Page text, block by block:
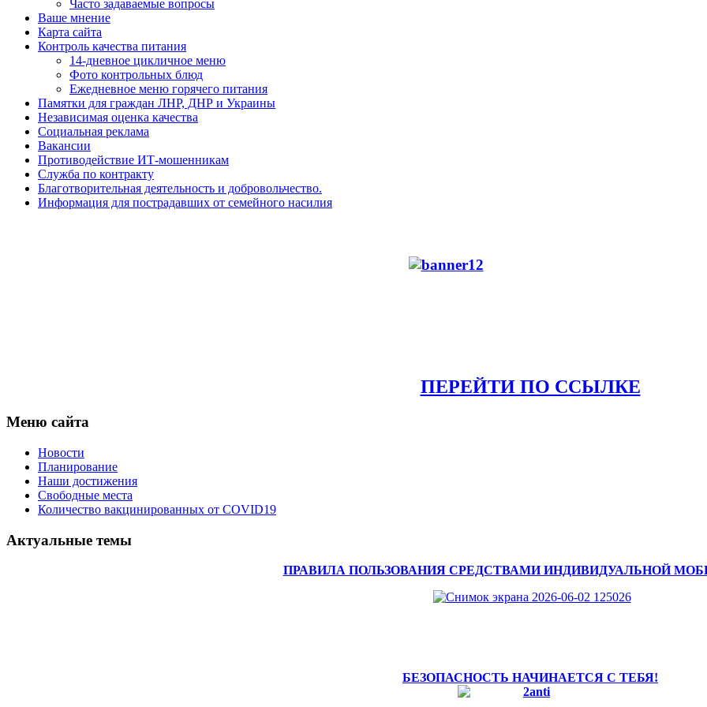
Часто задаваемые вопросы
Ваше мнение
Карта сайта
Контроль качества питания
14-дневное цикличное меню
Фото контрольных блюд
Ежедневное меню горячего питания
Памятки для граждан ЛНР, ДНР и Украины
Независимая оценка качества
Социальная реклама
Вакансии
Противодействие ИТ-мошенникам
Служба по контракту
Благотворительная деятельность и добровольчество.
Информация для пострадавших от семейного насилия
ПЕРЕЙТИ ПО ССЫЛКЕ
Меню сайта
Новости
Планирование
Наши достижения
Свободные места
Количество вакцинированных от COVID19
Актуальные темы
ПРАВИЛА ПОЛЬЗОВАНИЯ СРЕДСТВАМИ ИНДИВИДУАЛЬНОЙ
БЕЗОПАСНОСТЬ НАЧИНАЕТСЯ С ТЕБЯ!